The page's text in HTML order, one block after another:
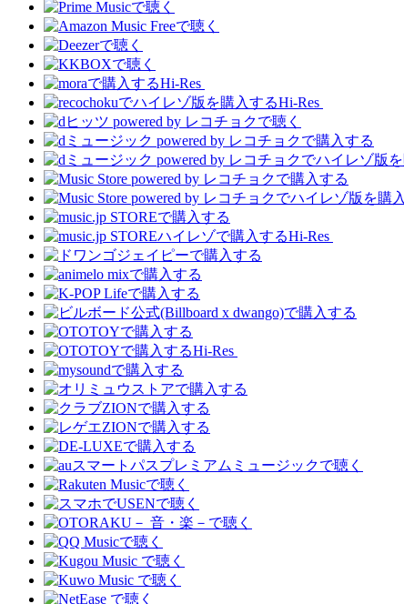
Hi-Res
Hi-Res
Hi-Res
Hi-Res